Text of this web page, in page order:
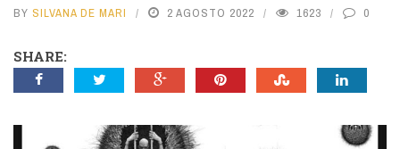
BY SILVANA DE MARI 2 AGOSTO 2022 1623 0
SHARE: